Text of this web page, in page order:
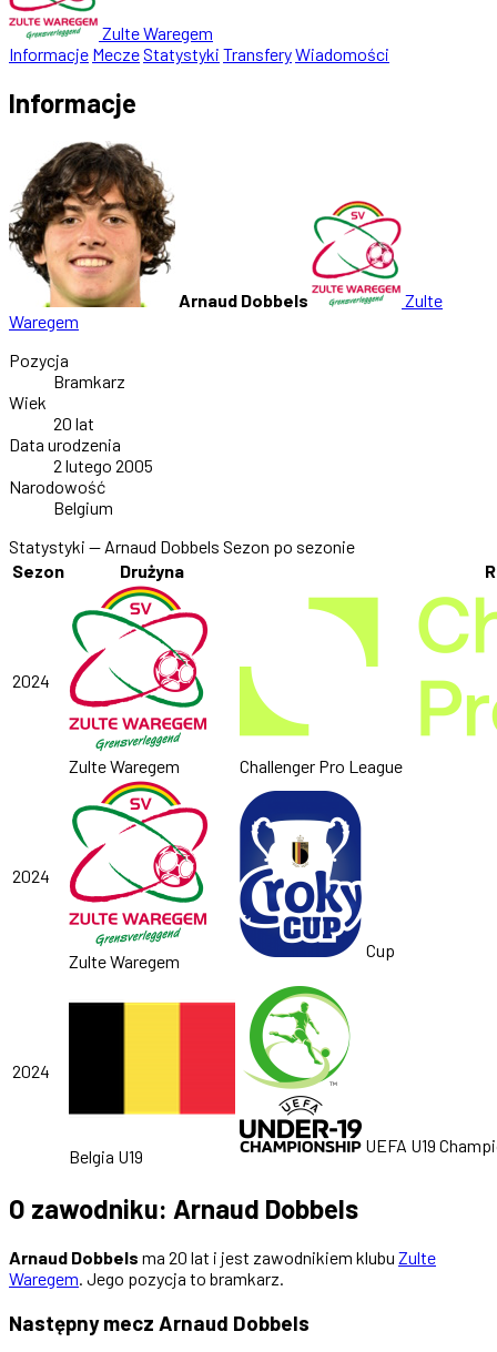
Zulte Waregem
Informacje MeczeStatystyki TransferyWiadomości
Informacje
Arnaud Dobbels
Zulte
Waregem
Pozycja
Bramkarz
Wiek
20 lat
Data urodzenia
2 lutego 2005
Narodowość
Belgium
Statystyki — Arnaud Dobbels Sezon po sezonie
Sezon
Drużyna
2024
Zulte Waregem Challenger Pro League
2024
Zulte Waregem
Cup
2024
Belgia U19
UEFA U19
O zawodniku: Arnaud Dobbels
Arnaud Dobbels ma 20 lat i jest zawodnikiem klubu Zulte
Waregem. Jego pozycja to bramkarz.
Następny mecz Arnaud Dobbels